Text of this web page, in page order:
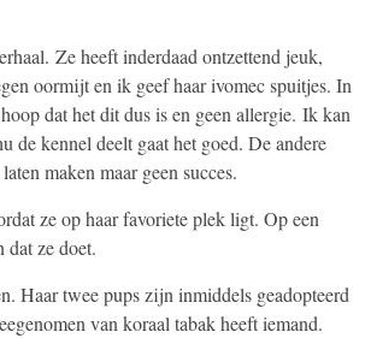
Ze heeft inderdaad ontzettend jeuk,
oormijt en ik geef haar ivomec spuitjes. In
dat het dit dus is en geen allergie. Ik kan
de kennel deelt gaat het goed. De andere
maken maar geen succes.
ze op haar favoriete plek ligt. Op een
dat ze doet.
Haar twee pups zijn inmiddels geadopteerd
van koraal tabak heeft iemand.